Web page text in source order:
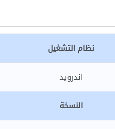
نظام التشغيل
اندرويد
النسخة